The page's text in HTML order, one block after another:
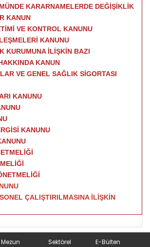
KARARNAMELERDE DEĞİŞİKLİK
KANUN
VE KONTROL KANUNU
KANUNU
KURUMUNA İLİŞKİN BAZI
KANUN
VE GENEL SAĞLIK SİGORTASI
KANUNU
KANUNU
ÇALIŞTIRILMASINA İLİŞKİN
Mezun
Sektörel
E-Bülten